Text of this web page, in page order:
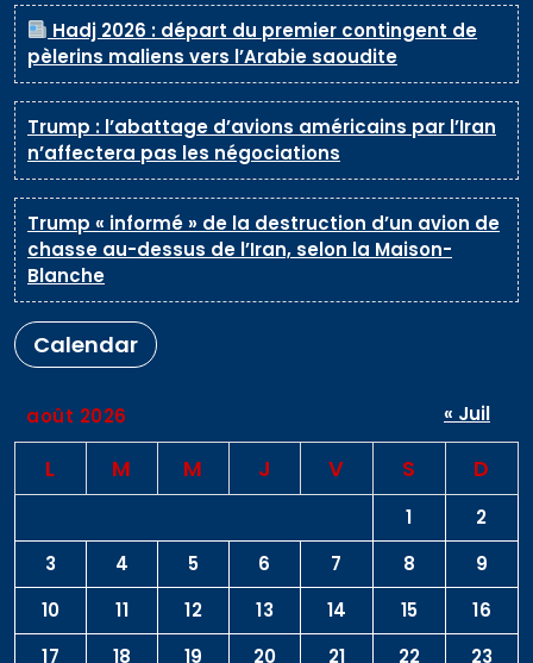
Hadj 2026 : départ du premier contingent de
pèlerins maliens vers l’Arabie saoudite
Trump : l’abattage d’avions américains par l’Iran
n’affectera pas les négociations
Trump « informé » de la destruction d’un avion de
chasse au-dessus de l’Iran, selon la Maison-
Blanche
Calendar
août 2026
L M M J V S D
1
2
3
4 5 6 7 8
9
10
11 12 13 14 15
16
17
18 19 20 21 22
23
« Juil